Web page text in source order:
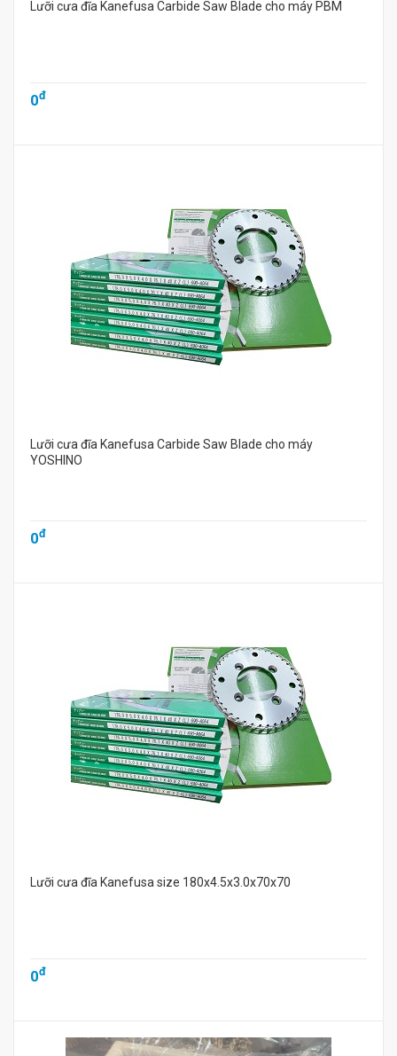
Lưỡi cưa đĩa Kanefusa Carbide Saw Blade cho máy PBM
0đ
Lưỡi cưa đĩa Kanefusa Carbide Saw Blade cho máy
YOSHINO
0đ
Lưỡi cưa đĩa Kanefusa size 180x4.5x3.0x70x70
0đ